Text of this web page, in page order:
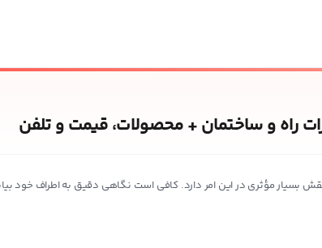
راه و ساختمان + محصولات، قیمت و تلفن
مؤثری در این امر دارد. کافی است نگاهی دقیق به اطراف خود